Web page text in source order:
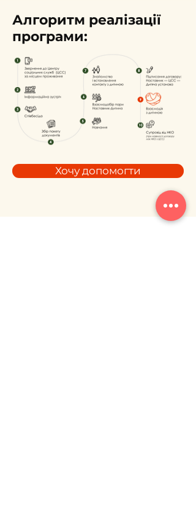
Алгоритм реалізації
програми:
Хочу допомогти